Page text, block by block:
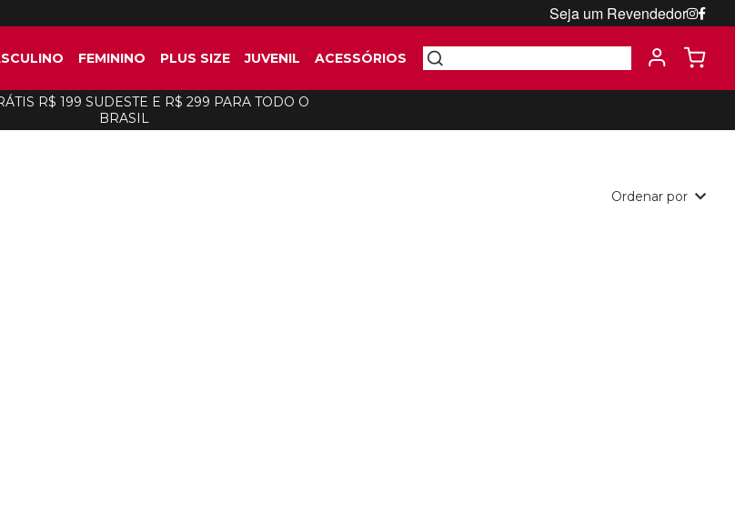
Seja um Revendedor
FEMININO PLUS SIZE JUVENIL ACESSÓRIOS
R$ 199 SUDESTE E R$ 299 PARA TODO O
BRASIL
Ordenar por